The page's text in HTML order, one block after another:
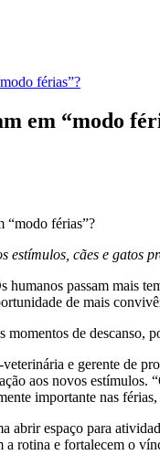
férias”?
em “modo
estímulos, cães e gatos
humanos passam mais
de mais
momentos de descanso,
e gerente de
aos novos
importante nas
abrir espaço para
a rotina e fortalecem o